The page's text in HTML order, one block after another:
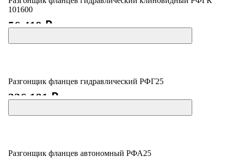
101600
56 419 ₽
Разгонщик фланцев гидравлический РФГ25
336 181 ₽
Разгонщик фланцев автономный РФА25